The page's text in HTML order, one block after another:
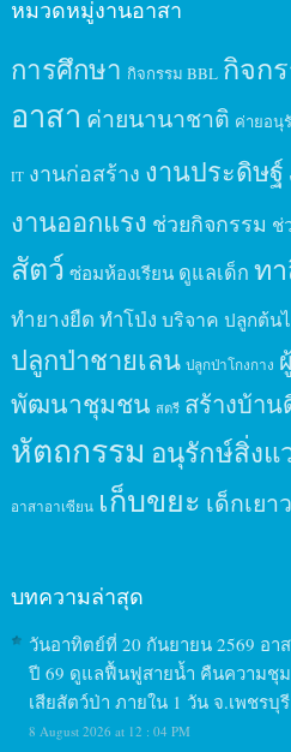
หมวดหมู่งานอาสา
การศึกษา กิจกรรม BBL กิจก
อาสา ค่ายนานาชาติ ค่ายอนุ
IT งานก่อสร้าง งานประดิษฐ์
งานออกแรง ช่วยกิจกรรม ช่
สัตว์ ซ่อมห้องเรียน ดูแลเด็ก ท
ทำยางยืด ทำโป่ง บริจาค ปลูกต้น
ปลูกป่าชายเลน ปลูกป่าโกงกาง
พัฒนาชุมชน สตรี สร้างบ้า
หัตถกรรม อนุรักษ์สิ่งแ
อาสาอาเซียน เก็บขยะ เด็กเยา
บทความล่าสุด
วันอาทิตย์ที่ 20 กันยายน 2569 อา
ปี 69 ดูแลฟื้นฟูสายน้ำ คืนความชุ
เสียสัตว์ป่า ภายใน 1 วัน จ.เพชรบุรี
8 August 2026 at 12 : 04 PM